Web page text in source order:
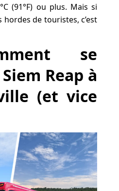
(91°F) ou plus. Mais si
de touristes, c’est
se
Reap à
(et vice